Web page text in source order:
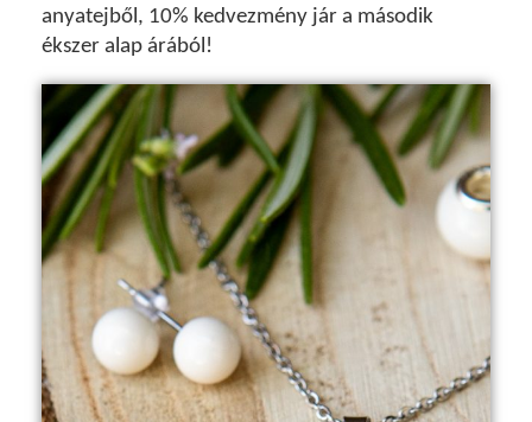
anyatejből, 10% kedvezmény jár a második
ékszer alap árából!